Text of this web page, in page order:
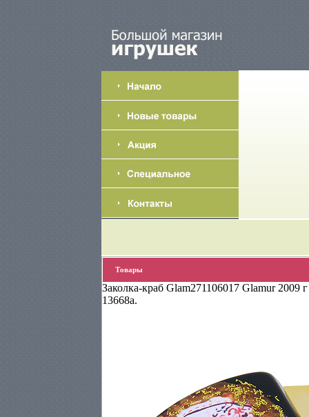
Товары
Заколка-краб Glam271106017 Glamur 2009
13668a.